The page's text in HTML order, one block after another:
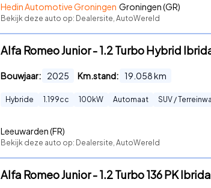
Hedin Automotive Groningen Groningen (GR)
Bekijk deze auto op: Dealersite, AutoWereld
Alfa Romeo Junior - 1.2 Turbo Hybrid
Bouwjaar: 2025 Km.stand: 19.058km
Hybride 1.199cc 100 kW Automaat SUV /
Leeuwarden (FR)
Bekijk deze auto op: Dealersite, AutoWereld
Alfa Romeo Junior - 1.2 Turbo 136 PK